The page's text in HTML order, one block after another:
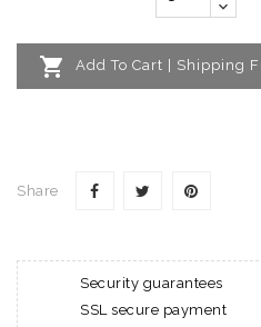
 Add To Cart | Shipping
Share
Security guarantees
SSL secure payment